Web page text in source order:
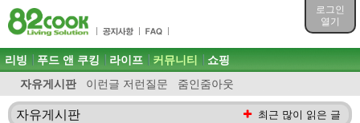
로그인
열기
목차
주메뉴 바로가기
컨텐츠 바로가기
검색 바로가기
로그인 바로가기
주메뉴
리빙 푸드 앤 쿠킹 라이프 커뮤니티
자유게시판 이런글 저런질문 줌인줌아웃
쇼핑
자유게시판 최근 많이 읽은 글